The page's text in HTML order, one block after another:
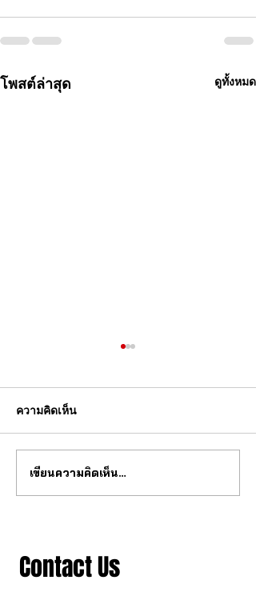
โพสต์ล่าสุด ดูทั้งหมด
วงการนาฬกากำลังจะ
เปลี่ยนไป
ความคิดเห็น
เขียนความคิดเห็น…
Contact Us